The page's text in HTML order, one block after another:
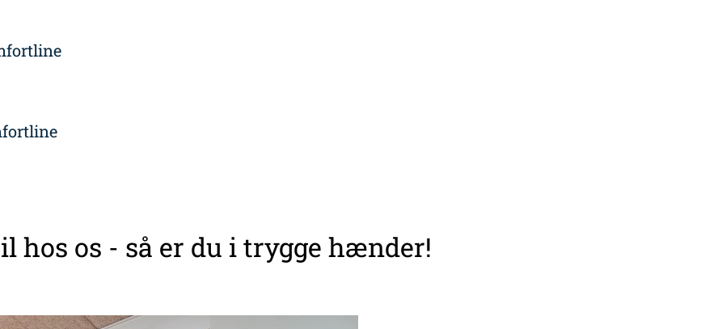
hos os - så er du i trygge hænder!